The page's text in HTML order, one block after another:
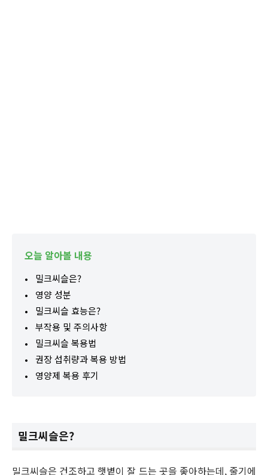
오늘 알아볼 내용
밀크씨슬은?
영양 성분
밀크씨슬 효능은?
부작용 및 주의사항
밀크씨슬 복용법
권장 섭취량과 복용 방법
영양제 복용 후기
밀크씨슬은?
밀크씨슬은 건조하고 햇볕이 잘 드는 곳을 좋아하는데, 줄기에